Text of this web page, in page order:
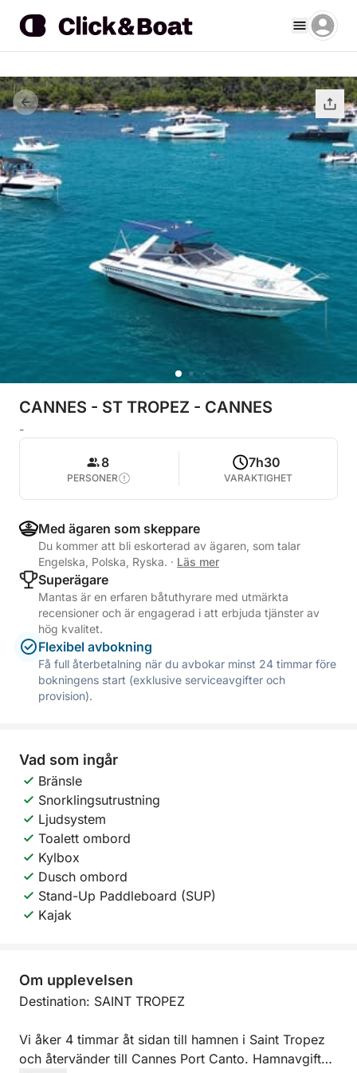
CANNES - ST TROPEZ - CANNES
-
8
PERSONER
7h30
VARAKTIGHET
Med ägaren som skeppare
Du kommer att bli eskorterad av ägaren, som talar
Engelska, Polska, Ryska. · Läs mer
Superägare
Mantas är en erfaren båtuthyrare med utmärkta
recensioner och är engagerad i att erbjuda tjänster av
hög kvalitet.
Flexibel avbokning
Få full återbetalning när du avbokar minst 24 timmar före
bokningens start (exklusive serviceavgifter och
provision).
Vad som ingår
Bränsle
Snorklingsutrustning
Ljudsystem
Toalett ombord
Kylbox
Dusch ombord
Stand-Up Paddleboard (SUP)
Kajak
Om upplevelsen
Destination: SAINT TROPEZ
Vi åker 4 timmar åt sidan till hamnen i Saint Tropez
och återvänder till Cannes Port Canto. Hamnavgift